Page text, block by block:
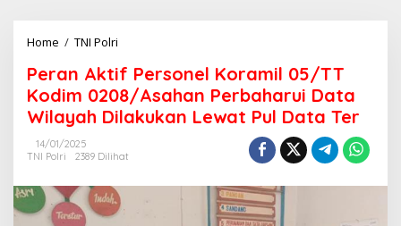
Home / TNI Polri
r
a
n
A
t
f
P
Peran Aktif Personel Koramil 05/TT
Kodim 0208/Asahan Perbaharui Data
Wilayah Dilakukan Lewat Pul Data Ter
14/01/2025
TNI Polri
2389 Dilihat